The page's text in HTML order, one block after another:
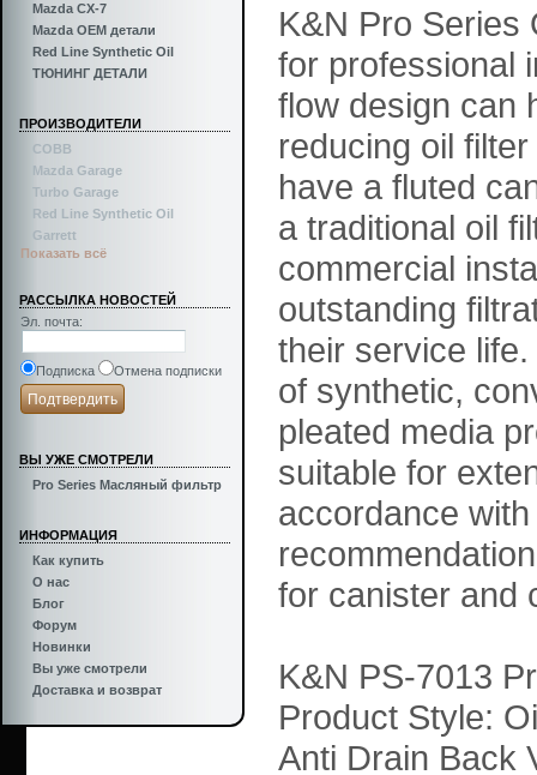
Mazda CX-7
Mazda OEM детали
Red Line Synthetic Oil
ТЮНИНГ ДЕТАЛИ
ПРОИЗВОДИТЕЛИ
COBB
Mazda Garage
Turbo Garage
Red Line Synthetic Oil
Garrett
Показать всё
РАССЫЛКА НОВОСТЕЙ
Эл. почта:
Подписка Отмена подписки
ВЫ УЖЕ СМОТРЕЛИ
Pro Series Масляный фильтр
ИНФОРМАЦИЯ
Как купить
О нас
Блог
Форум
Новинки
Вы уже смотрели
Доставка и возврат
K&N Pro Series
for professional
flow design can
reducing oil
have a fluted
a traditional oil
commercial
outstanding
their service
of synthetic,
pleated media
suitable for
accordance
for canister and
K&N PS-7013
Product Style:
Anti Drain Back